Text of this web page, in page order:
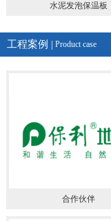
水泥发泡保温板
工程案例 | Product case
合作伙伴